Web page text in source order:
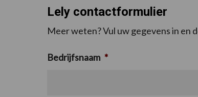
Lely contactformulier
Meer weten? Vul uw gegevens in en
Bedrijfsnaam *